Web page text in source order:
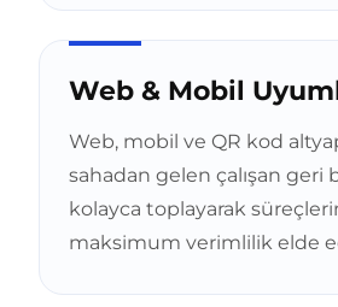
Web & Mobil
Web, mobil ve QR kod
sahadan gelen çalışan geri
kolayca toplayarak
maksimum verimlilik elde